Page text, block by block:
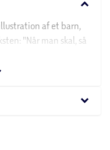
keyboard_arrow_down
af et barn,
"Når man skal, så
og charmerende
keyboard_arrow_down